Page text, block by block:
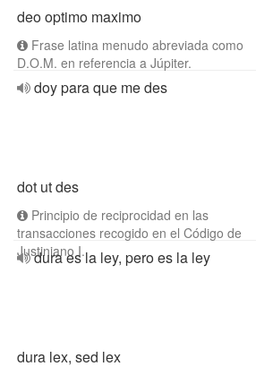
deo optimo maximo
Frase latina menudo abreviada como
D.O.M. en referencia a Júpiter.
doy para que me des
dot ut des
Principio de reciprocidad en las
transacciones recogido en el Código de
Justiniano I.
dura es la ley, pero es la ley
dura lex, sed lex